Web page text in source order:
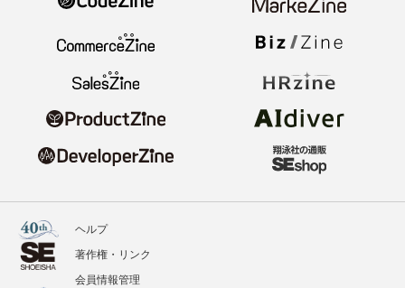
ヘルプ
著作権・リンク
会員情報管理